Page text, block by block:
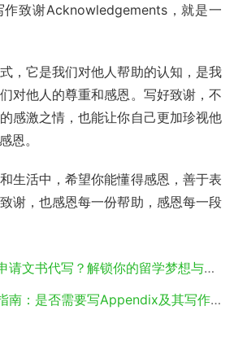
作致谢Acknowledgements，就是一
，它是我们对他人帮助的认知，是我
对他人的尊重和感恩。写好致谢，不
感激之情，也能让你自己更加珍视他
恩。
生活中，希望你能懂得感恩，善于表
谢，也感恩每一份帮助，感恩每一段
书代写？解锁你的留学梦想与格式范文模板
：是否需要写Appendix及其写作技巧